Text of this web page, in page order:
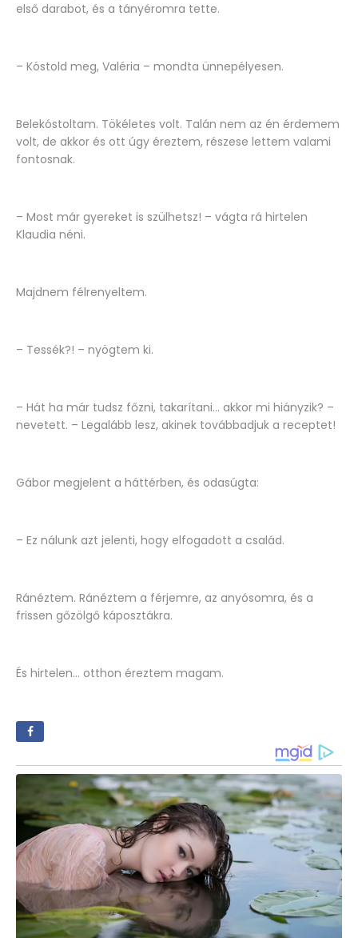
első darabot, és a tányéromra tette.
– Kóstold meg, Valéria – mondta ünnepélyesen.
Belekóstoltam. Tökéletes volt. Talán nem az én érdemem
volt, de akkor és ott úgy éreztem, részese lettem valami
fontosnak.
– Most már gyereket is szülhetsz! – vágta rá hirtelen
Klaudia néni.
Majdnem félrenyeltem.
– Tessék?! – nyögtem ki.
– Hát ha már tudsz főzni, takarítani... akkor mi hiányzik? –
nevetett. – Legalább lesz, akinek továbbadjuk a receptet!
Gábor megjelent a háttérben, és odasúgta:
– Ez nálunk azt jelenti, hogy elfogadott a család.
Ránéztem. Ránéztem a férjemre, az anyósomra, és a
frissen gőzölgő káposztákra.
És hirtelen... otthon éreztem magam.